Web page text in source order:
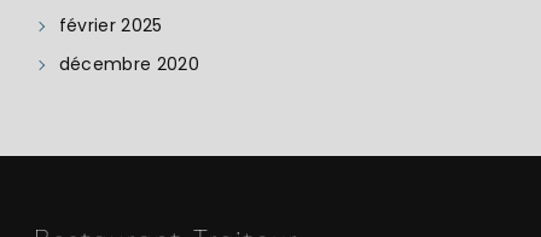
février 2025
décembre 2020